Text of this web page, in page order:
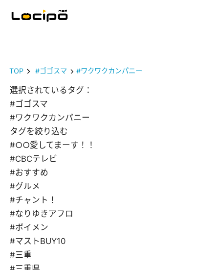
TOP #ゴゴスマ #ワクワクカンパニー
選択されているタグ：
#ゴゴスマ
#ワクワクカンパニー
タグを絞り込む
#○○愛してまーす！！
#CBCテレビ
#おすすめ
#グルメ
#チャント！
#なりゆきアフロ
#ボイメン
#マストBUY10
#三重